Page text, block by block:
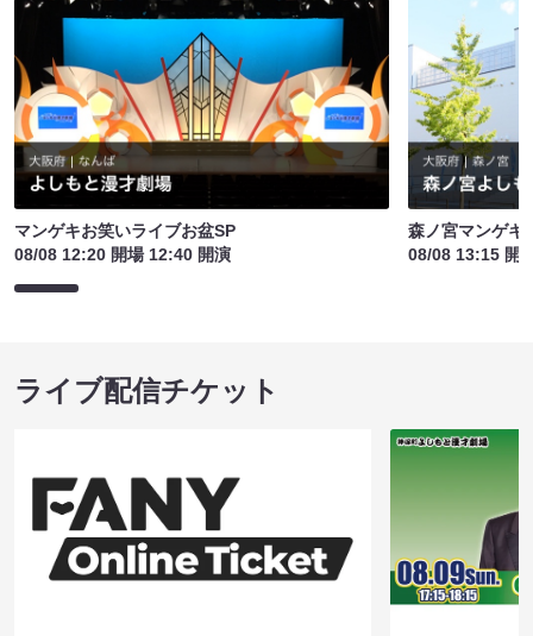
マンゲキお笑いライブお盆SP
08/08 12:20 開場 12:40 開演
森ノ宮マンゲキ
08/08 13:15 開
ライブ配信チケット